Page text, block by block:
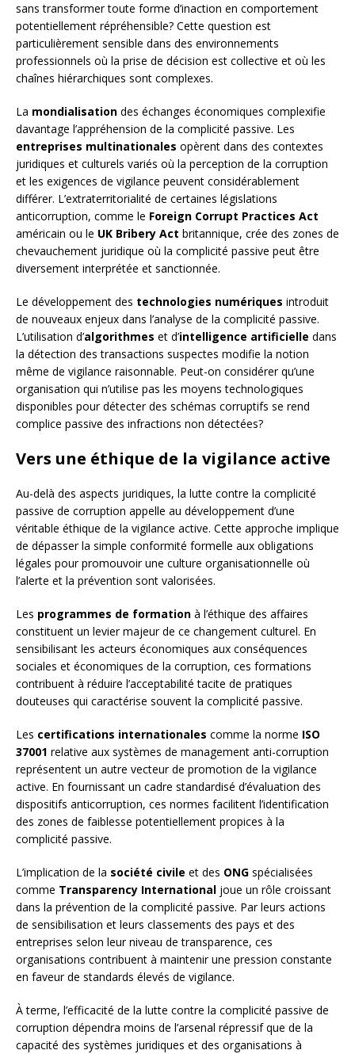
sans transformer toute forme d’inaction en comportement
potentiellement répréhensible? Cette question est
particulièrement sensible dans des environnements
professionnels où la prise de décision est collective et où les
chaînes hiérarchiques sont complexes.
La mondialisation des échanges économiques complexifie
davantage l’appréhension de la complicité passive. Les
entreprises multinationales opèrent dans des contextes
juridiques et culturels variés où la perception de la corruption
et les exigences de vigilance peuvent considérablement
différer. L’extraterritorialité de certaines législations
anticorruption, comme le Foreign Corrupt Practices Act
américain ou le UK Bribery Act britannique, crée des zones de
chevauchement juridique où la complicité passive peut être
diversement interprétée et sanctionnée.
Le développement des technologies numériques introduit
de nouveaux enjeux dans l’analyse de la complicité passive.
L’utilisation d’algorithmes et d’intelligence artificielle dans
la détection des transactions suspectes modifie la notion
même de vigilance raisonnable. Peut-on considérer qu’une
organisation qui n’utilise pas les moyens technologiques
disponibles pour détecter des schémas corruptifs se rend
complice passive des infractions non détectées?
Vers une éthique de la vigilance active
Au-delà des aspects juridiques, la lutte contre la complicité
passive de corruption appelle au développement d’une
véritable éthique de la vigilance active. Cette approche implique
de dépasser la simple conformité formelle aux obligations
légales pour promouvoir une culture organisationnelle où
l’alerte et la prévention sont valorisées.
Les programmes de formation à l’éthique des affaires
constituent un levier majeur de ce changement culturel. En
sensibilisant les acteurs économiques aux conséquences
sociales et économiques de la corruption, ces formations
contribuent à réduire l’acceptabilité tacite de pratiques
douteuses qui caractérise souvent la complicité passive.
Les certifications internationales comme la norme ISO
37001 relative aux systèmes de management anti-corruption
représentent un autre vecteur de promotion de la vigilance
active. En fournissant un cadre standardisé d’évaluation des
dispositifs anticorruption, ces normes facilitent l’identification
des zones de faiblesse potentiellement propices à la
complicité passive.
L’implication de la société civile et des ONG spécialisées
comme Transparency International joue un rôle croissant
dans la prévention de la complicité passive. Par leurs actions
de sensibilisation et leurs classements des pays et des
entreprises selon leur niveau de transparence, ces
organisations contribuent à maintenir une pression constante
en faveur de standards élevés de vigilance.
À terme, l’efficacité de la lutte contre la complicité passive de
corruption dépendra moins de l’arsenal répressif que de la
capacité des systèmes juridiques et des organisations à